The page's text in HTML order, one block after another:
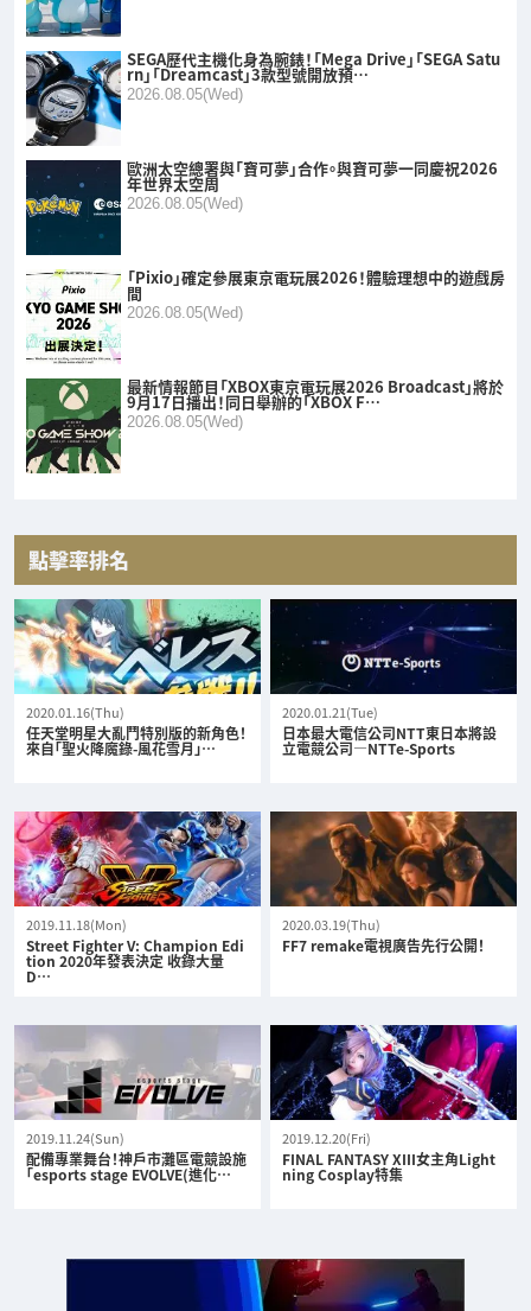
SEGA歷代主機化身為腕錶！「Mega Drive」「SEGA Satu
rn」「Dreamcast」3款型號開放預…
2026.08.05(Wed)
歐洲太空總署與「寶可夢」合作。與寶可夢一同慶祝2026
年世界太空周
2026.08.05(Wed)
「Pixio」確定參展東京電玩展2026！體驗理想中的遊戲房
間
2026.08.05(Wed)
最新情報節目「XBOX東京電玩展2026 Broadcast」將於
9月17日播出！同日舉辦的「XBOX F…
2026.08.05(Wed)
點擊率排名
2020.01.16(Thu)
任天堂明星大亂鬥特別版的新角色！
來自「聖火降魔錄-風花雪月」…
2020.01.21(Tue)
日本最大電信公司NTT東日本將設
立電競公司—NTTe-Sports
2019.11.18(Mon)
Street Fighter V: Champion Edi
tion 2020年發表決定 收錄大量
D…
2020.03.19(Thu)
FF7 remake電視廣告先行公開！
2019.11.24(Sun)
配備專業舞台！神戶市灘區電競設施
「esports stage EVOLVE(進化…
2019.12.20(Fri)
FINAL FANTASY XIII女主角Light
ning Cosplay特集